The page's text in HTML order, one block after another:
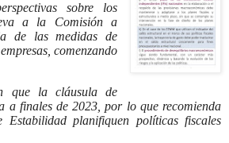
sobre los
a la Comisión a
de las medidas de
comenzando
que la cláusula de
a finales de 2023, por lo que recomienda
Estabilidad planifiquen políticas fiscales